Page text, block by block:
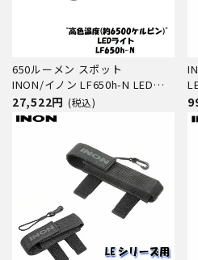
650ルーメン スポット
INON/イノン LF650h-N LED水
中ライト
27,522円 (税込)